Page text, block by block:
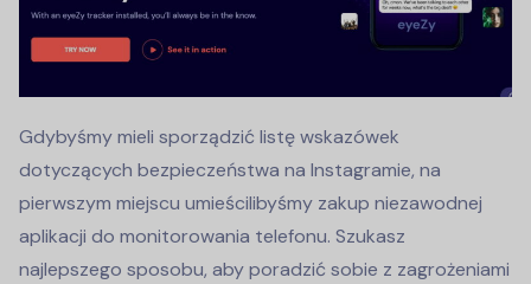
Gdybyśmy mieli sporządzić listę wskazówek
dotyczących bezpieczeństwa na Instagramie, na
pierwszym miejscu umieścilibyśmy zakup niezawodnej
aplikacji do monitorowania telefonu. Szukasz
najlepszego sposobu, aby poradzić sobie z zagrożeniami